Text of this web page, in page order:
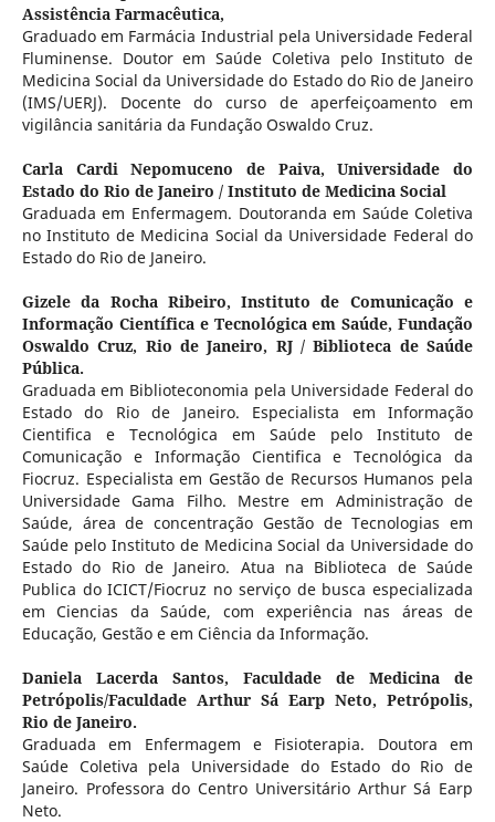
Assistência Farmacêutica,
Graduado em Farmácia Industrial pela Universidade Federal
Fluminense. Doutor em Saúde Coletiva pelo Instituto de
Medicina Social da Universidade do Estado do Rio de Janeiro
(IMS/UERJ). Docente do curso de aperfeiçoamento em
vigilância sanitária da Fundação Oswaldo Cruz.
Carla Cardi Nepomuceno de Paiva,Universidade do
Estado do Rio de Janeiro / Instituto de Medicina Social
Graduada em Enfermagem. Doutoranda em Saúde Coletiva
no Instituto de Medicina Social da Universidade Federal do
Estado do Rio de Janeiro.
Gizele da Rocha Ribeiro,Instituto de Comunicação e
Informação Científica e Tecnológica em Saúde, Fundação
Oswaldo Cruz, Rio de Janeiro, RJ / Biblioteca de Saúde
Pública.
Graduada em Biblioteconomia pela Universidade Federal do
Estado do Rio de Janeiro. Especialista em Informação
Cientifica e Tecnológica em Saúde pelo Instituto de
Comunicação e Informação Cientifica e Tecnológica da
Fiocruz. Especialista em Gestão de Recursos Humanos pela
Universidade Gama Filho. Mestre em Administração de
Saúde, área de concentração Gestão de Tecnologias em
Saúde pelo Instituto de Medicina Social da Universidade do
Estado do Rio de Janeiro. Atua na Biblioteca de Saúde
Publica do ICICT/Fiocruz no serviço de busca especializada
em Ciencias da Saúde, com experiência nas áreas de
Educação, Gestão e em Ciência da Informação.
Daniela Lacerda Santos, Faculdade de Medicina de
Petrópolis/Faculdade Arthur Sá Earp Neto, Petrópolis,
Rio de Janeiro.
Graduada em Enfermagem e Fisioterapia. Doutora em
Saúde Coletiva pela Universidade do Estado do Rio de
Janeiro. Professora do Centro Universitário Arthur Sá Earp
Neto.